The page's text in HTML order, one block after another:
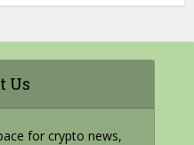
Us
for crypto news,